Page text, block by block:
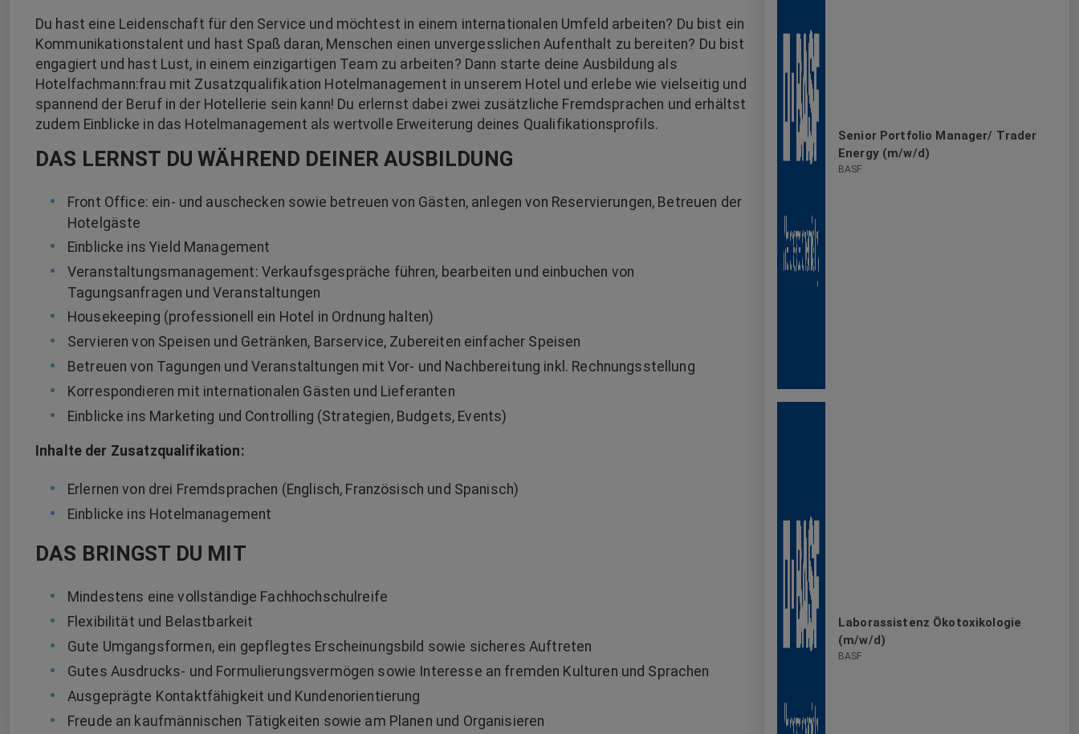
Du hast eine Leidenschaft für den Service und möchtest in einem internationalen Umfeld arbeiten? Du bist ein
Kommunikationstalent und hast Spaß daran, Menschen einen unvergesslichen Aufenthalt zu bereiten? Du bist
engagiert und hast Lust, in einem einzigartigen Team zu arbeiten? Dann starte deine Ausbildung als
Hotelfachmann:frau mit Zusatzqualifikation Hotelmanagement in unserem Hotel und erlebe wie vielseitig und
spannend der Beruf in der Hotellerie sein kann! Du erlernst dabei zwei zusätzliche Fremdsprachen und erhältst
zudem Einblicke in das Hotelmanagement als wertvolle Erweiterung deines Qualifikationsprofils.
DAS LERNST DU WÄHREND DEINER AUSBILDUNG
Front Office: ein- und auschecken sowie betreuen von Gästen, anlegen von Reservierungen, Betreuen der
Hotelgäste
Einblicke ins Yield Management
Veranstaltungsmanagement: Verkaufsgespräche führen, bearbeiten und einbuchen von
Tagungsanfragen und Veranstaltungen
Housekeeping (professionell ein Hotel in Ordnung halten)
Servieren von Speisen und Getränken, Barservice, Zubereiten einfacher Speisen
Betreuen von Tagungen und Veranstaltungen mit Vor- und Nachbereitung inkl. Rechnungsstellung
Korrespondieren mit internationalen Gästen und Lieferanten
Einblicke ins Marketing und Controlling (Strategien, Budgets, Events)
Inhalte der Zusatzqualifikation:
Erlernen von drei Fremdsprachen (Englisch, Französisch und Spanisch)
Einblicke ins Hotelmanagement
DAS BRINGST DU MIT
Mindestens eine vollständige Fachhochschulreife
Flexibilität und Belastbarkeit
Gute Umgangsformen, ein gepflegtes Erscheinungsbild sowie sicheres Auftreten
Gutes Ausdrucks- und Formulierungsvermögen sowie Interesse an fremden Kulturen und Sprachen
Ausgeprägte Kontaktfähigkeit und Kundenorientierung
Freude an kaufmännischen Tätigkeiten sowie am Planen und Organisieren
Senior Portfolio Manager/ Trader
Energy (m/w/d)
BASF
Laborassistenz Ökotoxikologie
(m/w/d)
BASF